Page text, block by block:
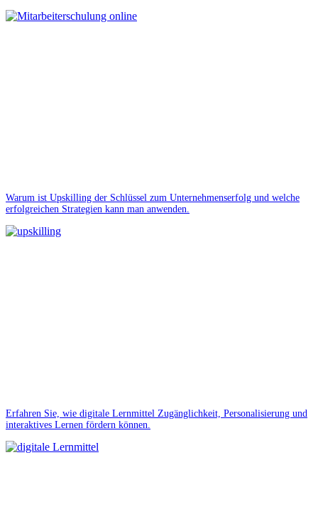
Warum ist Upskilling der Schlüssel zum Unternehmenserfolg und welche
erfolgreichen Strategien kann man anwenden.
Erfahren Sie, wie digitale Lernmittel Zugänglichkeit, Personalisierung und
interaktives Lernen fördern können.